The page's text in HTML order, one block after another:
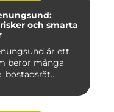
och smarta
är ett
berör många
bostadsrät...